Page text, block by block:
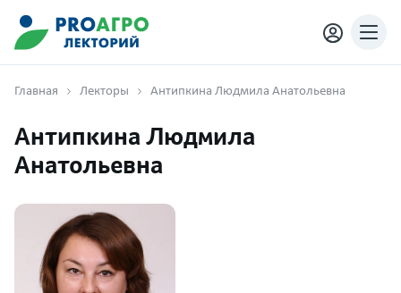
Главная Лекторы Антипкина Людмила Анатольевна
Антипкина Людмила
Анатольевна